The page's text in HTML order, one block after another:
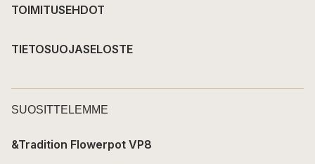
TOIMITUSEHDOT
TIETOSUOJASELOSTE
SUOSITTELEMME
&Tradition Flowerpot VP8